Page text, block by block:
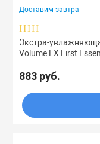
Доставим завтра
Экстра-
Volume EX First
883 руб.